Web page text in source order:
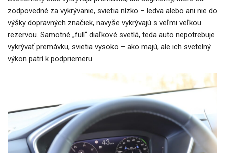
zodpovedné za vykrývanie, svietia nízko – ledva alebo ani nie do
výšky dopravných značiek, navyše vykrývajú s veľmi veľkou
rezervou. Samotné „full“ diaľkové svetlá, teda auto nepotrebuje
vykrývať premávku, svietia vysoko – ako majú, ale ich svetelný
výkon patrí k podpriemeru.